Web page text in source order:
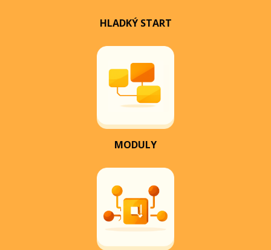
HLADKÝ START
MODULY